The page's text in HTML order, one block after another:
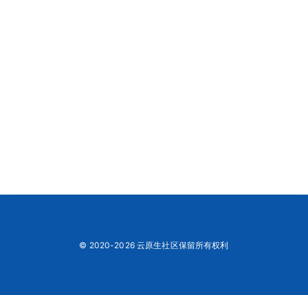
© 2020-2026 云原生社区保留所有权利